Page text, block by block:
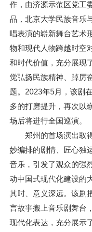
作，由济源示范区党工
品，北京大学民族音乐
唱表演的崭新舞台艺术
物和现代人物跨越时空
和时代价值，充分展现
觉弘扬民族精神、踔厉
题。2023年5月，该剧
多的打磨提升，再次以
场后将进行全国巡演。
郑州的首场演出取
妙编排的剧情、匠心独
音乐，引发了观众的强
动中国式现代化建设的
其时、意义深远。该剧
言故事搬上音乐剧舞台
现代化表达，充分展示